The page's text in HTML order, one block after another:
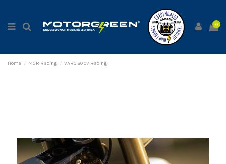
0
Home MGR Racing VARG 80 CV Racing